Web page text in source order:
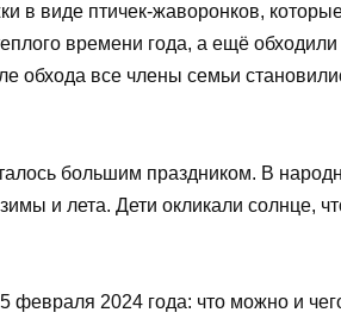
в виде птичек-жаворонков,
времени года, а ещё
обхода все члены семьи
большим праздником. В
и лета. Дети окликали солнце,